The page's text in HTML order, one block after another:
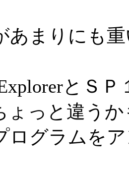
あまりにも
ExplorerとＳ
ょっと違う
ログラムを